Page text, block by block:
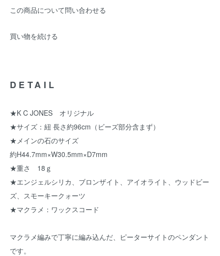
この商品について問い合わせる
買い物を続ける
DETAIL
★K C JONES オリジナル
★サイズ：紐 長さ約96cm（ビーズ部分含まず）
★メインの石のサイズ
約H44.7mm×W30.5mm×D7mm
★重さ 18ｇ
★エンジェルシリカ、ブロンザイト、アイオライト、ウッドビー
ズ、スモーキークォーツ
★マクラメ：ワックスコード
マクラメ編みで丁寧に編み込んだ、ピーターサイトのペンダント
です。